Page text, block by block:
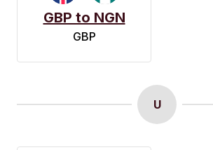
GBP to NGN
GBP
U